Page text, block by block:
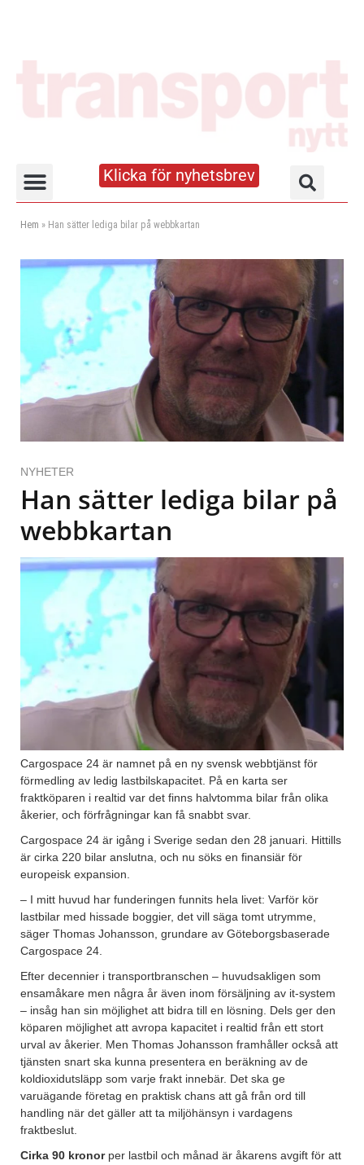
Klicka för nyhetsbrev
Hem » Han sätter lediga bilar på webbkartan
NYHETER
Han sätter lediga bilar på
webbkartan
Cargospace 24 är namnet på en ny svensk webbtjänst för
förmedling av ledig lastbilskapacitet. På en karta ser
fraktköparen i realtid var det finns halvtomma bilar från olika
åkerier, och förfrågningar kan få snabbt svar.
Cargospace 24 är igång i Sverige sedan den 28 januari. Hittills
är cirka 220 bilar anslutna, och nu söks en finansiär för
europeisk expansion.
– I mitt huvud har funderingen funnits hela livet: Varför kör
lastbilar med hissade boggier, det vill säga tomt utrymme,
säger Thomas Johansson, grundare av Göteborgsbaserade
Cargospace 24.
Efter decennier i transportbranschen – huvudsakligen som
ensamåkare men några år även inom försäljning av it-system
– insåg han sin möjlighet att bidra till en lösning. Dels ger den
köparen möjlighet att avropa kapacitet i realtid från ett stort
urval av åkerier. Men Thomas Johansson framhåller också att
tjänsten snart ska kunna presentera en beräkning av de
koldioxidutsläpp som varje frakt innebär. Det ska ge
varuägande företag en praktisk chans att gå från ord till
handling när det gäller att ta miljöhänsyn i vardagens
fraktbeslut.
Cirka 90 kronorper lastbil och månad är åkarens avgift för att